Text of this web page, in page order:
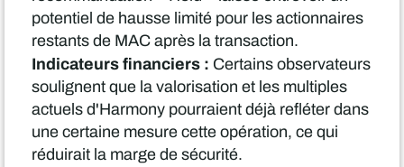
potentiel de hausse limité pour les actionnaires
restants de MAC après la transaction.
Indicateurs financiers : Certains observateurs
soulignent que la valorisation et les multiples
actuels d'Harmony pourraient déjà refléter dans
une certaine mesure cette opération, ce qui
réduirait la marge de sécurité.